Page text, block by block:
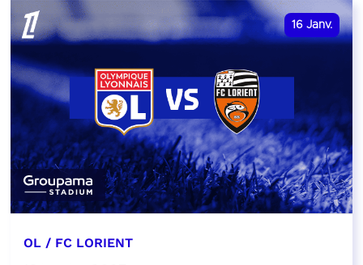
16 Janv.
OL / FC LORIENT